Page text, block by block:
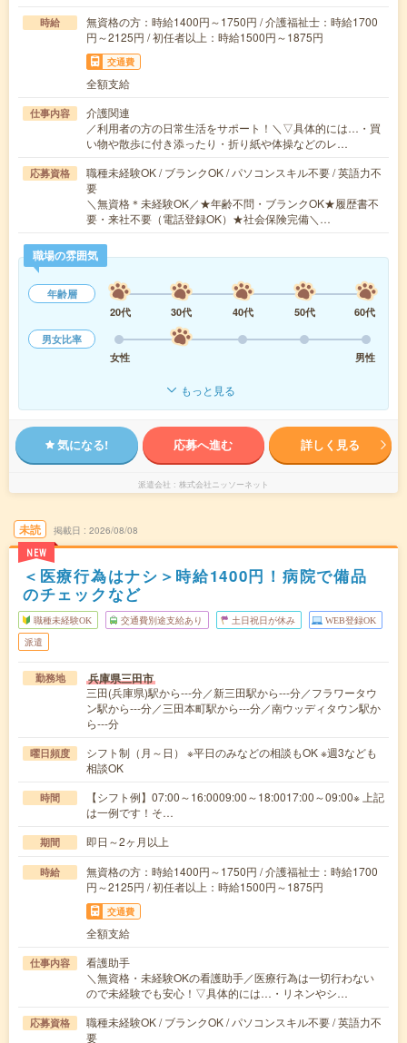
時給
無資格の方：時給1400円～1750円 / 介護福祉士：時給1700
円～2125円 / 初任者以上：時給1500円～1875円
交通費
全額支給
仕事内容
介護関連
／利用者の方の日常生活をサポート！＼▽具体的には…・買
い物や散歩に付き添ったり・折り紙や体操などのレ…
応募資格
職種未経験OK / ブランクOK / パソコンスキル不要 / 英語力不
要
＼無資格＊未経験OK／★年齢不問・ブランクOK★履歴書不
要・来社不要（電話登録OK）★社会保険完備＼…
職場の雰囲気
年齢層
20代
30代 40代 50代
60代
男女比率
女性
男性
もっと見る
気になる! 応募へ進む 詳しく見る
派遣会社 株式会社ニッソーネット
未読
NEW
掲載日 2026/08/08
＜医療行為はナシ＞時給1400円！病院で備品
のチェックなど
職種未経験OK 交通費別途支給あり 土日祝日が休み WEB登録OK
派遣
勤務地 兵庫県三田市
三田(兵庫県)駅から---分／新三田駅から---分／フラワータウ
ン駅から---分／三田本町駅から---分／南ウッディタウン駅か
ら---分
曜日頻度
シフト制（月～日） ※平日のみなどの相談もOK ※週3なども
相談OK
時間
【シフト例】07:00～16:0009:00～18:0017:00～09:00※ 上記
は一例です！そ…
期間 即日～2ヶ月以上
時給
無資格の方：時給1400円～1750円 / 介護福祉士：時給1700
円～2125円 / 初任者以上：時給1500円～1875円
交通費
全額支給
仕事内容
看護助手
＼無資格・未経験OKの看護助手／医療行為は一切行わない
ので未経験でも安心！▽具体的には…・リネンやシ…
応募資格
職種未経験OK / ブランクOK / パソコンスキル不要 / 英語力不
要